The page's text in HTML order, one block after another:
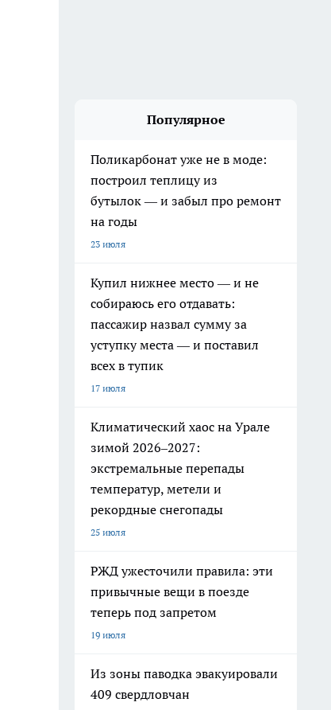
Популярное
Поликарбонат уже не в моде:
построил теплицу из
бутылок — и забыл про ремонт
на годы
23 июля
Купил нижнее место — и не
собираюсь его отдавать:
пассажир назвал сумму за
уступку места — и поставил
всех в тупик
17 июля
Климатический хаос на Урале
зимой 2026–2027:
экстремальные перепады
температур, метели и
рекордные снегопады
25 июля
РЖД ужесточили правила: эти
привычные вещи в поезде
теперь под запретом
19 июля
Из зоны паводка эвакуировали
409 свердловчан